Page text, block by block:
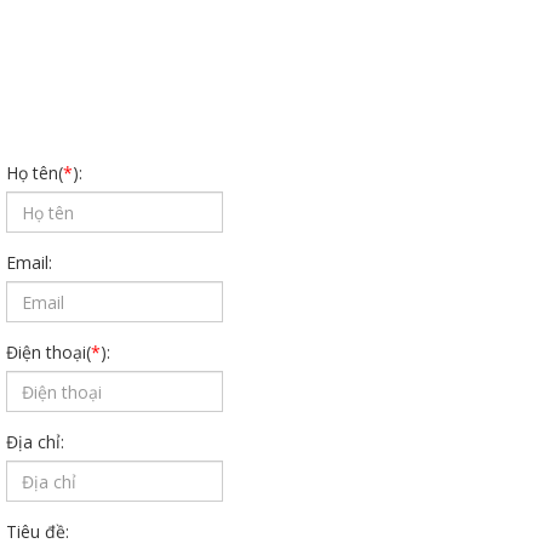
Họ tên(*):
Email:
Điện thoại(*):
Địa chỉ:
Tiêu đề: